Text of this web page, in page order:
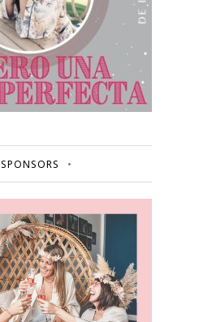
SPONSORS